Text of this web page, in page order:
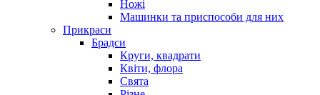
Ножі
Машинки та приспособи для них
Прикраси
Брадси
Круги, квадрати
Квіти, флора
Свята